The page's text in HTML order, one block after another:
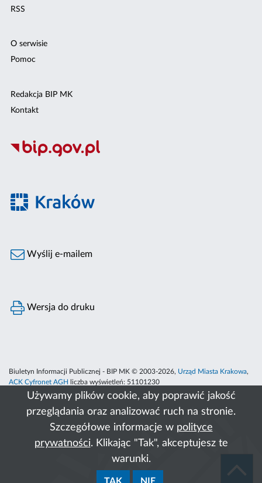
Używamy plików cookie, aby poprawić jakość
przeglądania oraz analizować ruch na stronie.
Szczegółowe informacje w polityce
prywatności. Klikając "Tak", akceptujesz te
warunki.
RSS
O serwisie
Pomoc
Redakcja BIP MK
Kontakt
Wyślij e-mailem
Wersja do druku
Biuletyn Informacji Publicznej - BIP MK © 2003-2026, Urząd Miasta Krakowa,
ACK Cyfronet AGH
liczba wyświetleń: 51101230